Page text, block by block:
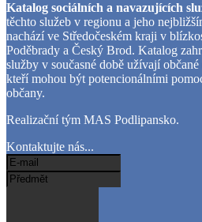
Katalog sociálních a navazujících
těchto služeb v regionu a jeho
nachází ve Středočeském kraji v
Poděbrady a Český Brod. Katalog
služby v současné době užívají
kteří mohou být potencionálními
občany.
Realizační tým MAS Podlipansko.
Kontaktujte nás...